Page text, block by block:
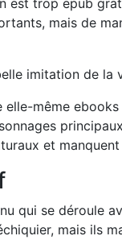
est trop epub
mais de
imitation de
elle-même
et
qui se déroule
mais ils